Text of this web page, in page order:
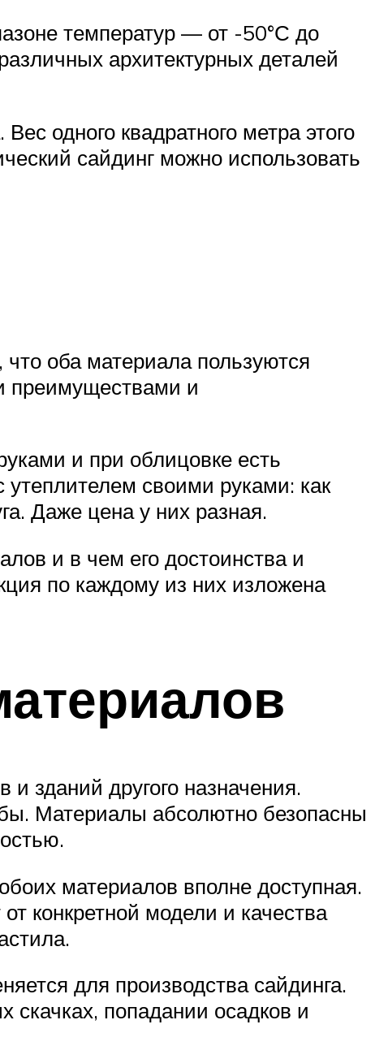
температур — от -50°С до
архитектурных деталей
одного квадратного метра этого
сайдинг можно использовать
оба материала пользуются
преимуществами и
и при облицовке есть
своими руками: как
Даже цена у них разная.
и в чем его достоинства и
по каждому из них изложена
зданий другого назначения.
Материалы абсолютно безопасны
материалов вполне доступная.
конкретной модели и качества
для производства сайдинга.
попадании осадков и